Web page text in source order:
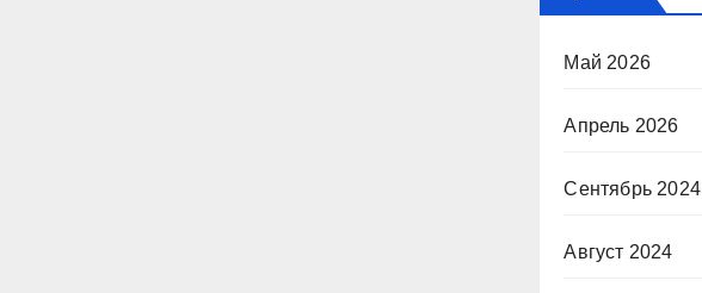
Май 2026
Апрель 2026
Сентябрь 2024
Август 2024